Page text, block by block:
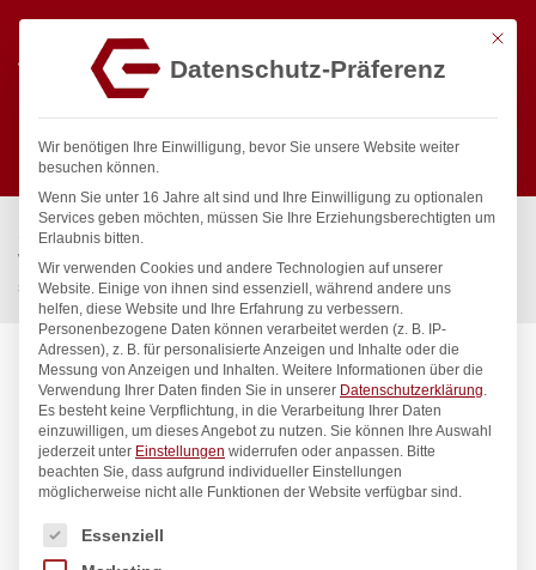
Suchen
Start / Gastronomiebedarf & Gastro Geräte für Profis
Wassertechnik
Wellnes
spa Kneipp’sche Garnitur 3/4″ Ø 27mm 3/4″ ÜM
Mit
Datenschutz-Präferenz
Wir benötigen Ihre Einwilligung, bevor Sie unsere Website weiter
besuchen können.
Wenn Sie unter 16 Jahre alt sind und Ihre Einwilligung zu optionalen
Services geben möchten, müssen Sie Ihre Erziehungsberechtigten um
Erlaubnis bitten.
Wir verwenden Cookies und andere Technologien auf unserer
Website. Einige von ihnen sind essenziell, während andere uns
helfen, diese Website und Ihre Erfahrung zu verbessern.
Personenbezogene Daten können verarbeitet werden (z. B. IP-
Adressen), z. B. für personalisierte Anzeigen und Inhalte oder die
Messung von Anzeigen und Inhalten. Weitere Informationen über die
Verwendung Ihrer Daten finden Sie in unserer Datenschutzerklärung.
Es besteht keine Verpflichtung, in die Verarbeitung Ihrer Daten
einzuwilligen, um dieses Angebot zu nutzen. Sie können Ihre Auswahl
jederzeit unter Einstellungen widerrufen oder anpassen. Bitte
beachten Sie, dass aufgrund individueller Einstellungen
möglicherweise nicht alle Funktionen der Website verfügbar sind.
Es folgt eine Liste der Service-Gruppen, für die eine
Essenziell